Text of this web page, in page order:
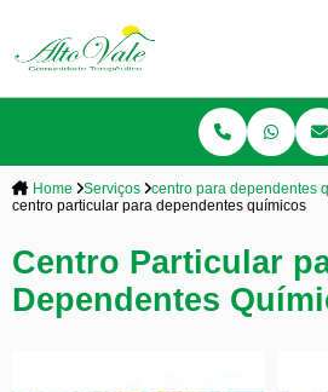
Home Serviços
centro para dependentes
centro particular para dependentes químicos
Centro Particular
Dependentes